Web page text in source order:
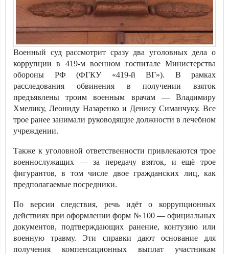
Военный суд рассмотрит сразу два уголовных дела о
коррупции в 419-м военном госпитале Министерства
обороны РФ (ФГКУ «419-й ВГ»). В рамках
расследования обвинения в получении взяток
предъявлены троим военным врачам — Владимиру
Хмелику, Леониду Назаренко и Денису Симанчуку. Все
трое ранее занимали руководящие должности в лечебном
учреждении.
Также к уголовной ответственности привлекаются трое
военнослужащих — за передачу взяток, и ещё трое
фигурантов, в том числе двое гражданских лиц, как
предполагаемые посредники.
По версии следствия, речь идёт о коррупционных
действиях при оформлении форм № 100 — официальных
документов, подтверждающих ранение, контузию или
военную травму. Эти справки дают основание для
получения компенсационных выплат участникам